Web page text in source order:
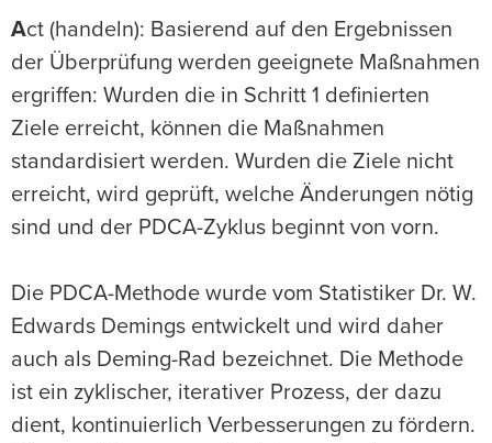
Act (handeln): Basierend auf den Ergebnissen
der Überprüfung werden geeignete Maßnahmen
ergriffen: Wurden die in Schritt 1 definierten
Ziele erreicht, können die Maßnahmen
standardisiert werden. Wurden die Ziele nicht
erreicht, wird geprüft, welche Änderungen nötig
sind und der PDCA-Zyklus beginnt von vorn.
Die PDCA-Methode wurde vom Statistiker Dr. W.
Edwards Demings entwickelt und wird daher
auch als Deming-Rad bezeichnet. Die Methode
ist ein zyklischer, iterativer Prozess, der dazu
dient, kontinuierlich Verbesserungen zu fördern.